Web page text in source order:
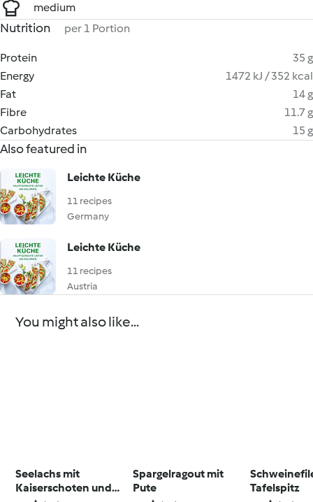
medium
Nutrition per 1 Portion
Protein
35 g
Energy
1472 kJ / 352 kcal
Fat
14 g
Fibre
11.7 g
Carbohydrates
15 g
Also featured in
Leichte Küche
11 recipes
Germany
Leichte Küche
11 recipes
Austria
You might also like...
Seelachs mit
Kaiserschoten und
Spargelragout mit
Pute
Tafelspitz